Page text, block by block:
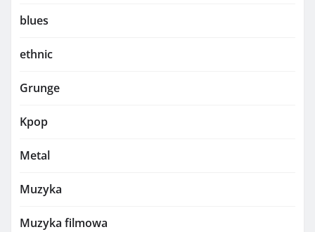
blues
ethnic
Grunge
Kpop
Metal
Muzyka
Muzyka filmowa